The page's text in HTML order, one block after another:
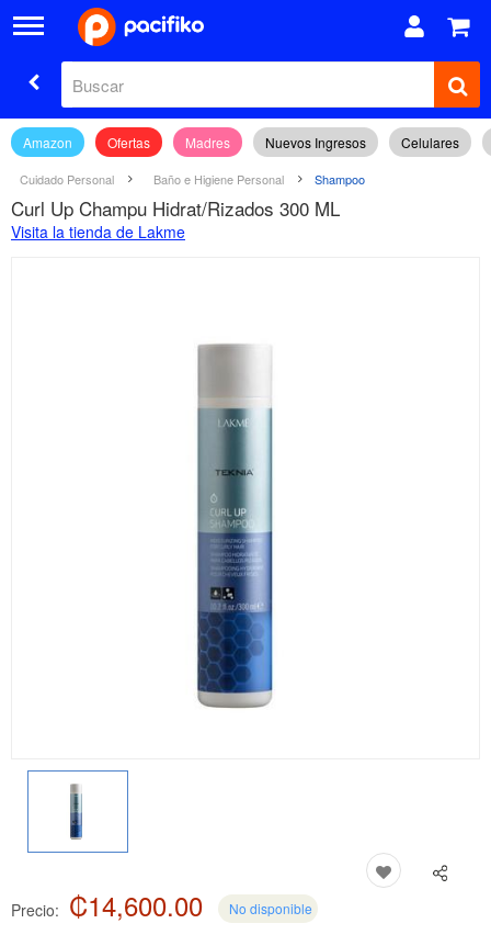
Amazon Ofertas Madres Nuevos Ingresos Celulares
Cuidado Personal Baño e Higiene Personal Shampoo
Curl Up Champu Hidrat/Rizados 300 ML
Visita la tienda de Lakme
Precio: ₡14,600.00 No disponible